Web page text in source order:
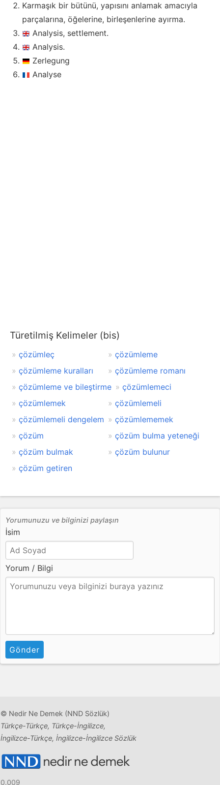
Karmaşık bir bütünü, yapısını anlamak amacıyla
parçalarına, öğelerine, birleşenlerine ayırma.
Analysis, settlement.
Analysis.
Zerlegung
Analyse
Türetilmiş Kelimeler (bis)
çözümleç
çözümleme
çözümleme kuralları
çözümleme romanı
çözümleme ve bileştirme
çözümlemeci
çözümlemek
çözümlemeli
çözümlemeli dengelem
çözümlememek
çözüm
çözüm bulma yeteneği
çözüm bulmak
çözüm bulunur
çözüm getiren
Yorumunuzu ve bilginizi paylaşın
İsim
Yorum / Bilgi
Gönder
© Nedir Ne Demek (NND Sözlük)
Türkçe-Türkçe, Türkçe-İngilizce,
İngilizce-Türkçe, İngilizce-İngilizce Sözlük
0.009